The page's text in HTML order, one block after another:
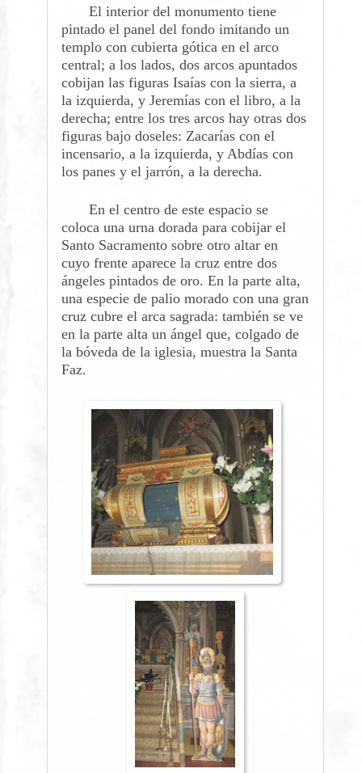
El interior del monumento tiene
pintado el panel del fondo imitando un
templo con cubierta gótica en el arco
central; a los lados, dos arcos apuntados
cobijan las figuras Isaías con la sierra, a
la izquierda, y Jeremías con el libro, a la
derecha; entre los tres arcos hay otras dos
figuras bajo doseles: Zacarías con el
incensario, a la izquierda, y Abdías con
los panes y el jarrón, a la derecha.
En el centro de este espacio se
coloca una urna dorada para cobijar el
Santo Sacramento sobre otro altar en
cuyo frente aparece la cruz entre dos
ángeles pintados de oro. En la parte alta,
una especie de palio morado con una gran
cruz cubre el arca sagrada: también se ve
en la parte alta un ángel que, colgado de
la bóveda de la iglesia, muestra la Santa
Faz.